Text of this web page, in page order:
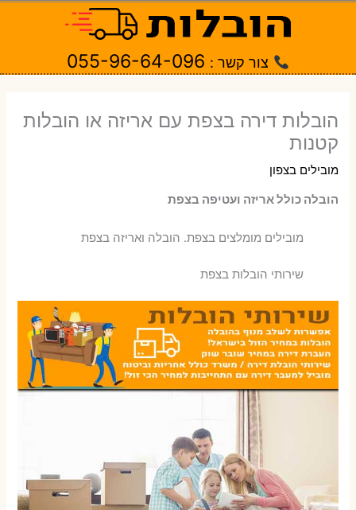
צור קשר : 055-96-64-096
הובלות דירה בצפת עם אריזה או הובלות
קטנות
מובילים בצפון
הובלה כולל אריזה ועטיפה בצפת
‫מובילים מומלצים בצפת. הובלה ואריזה בצפת
שירותי הובלות בצפת